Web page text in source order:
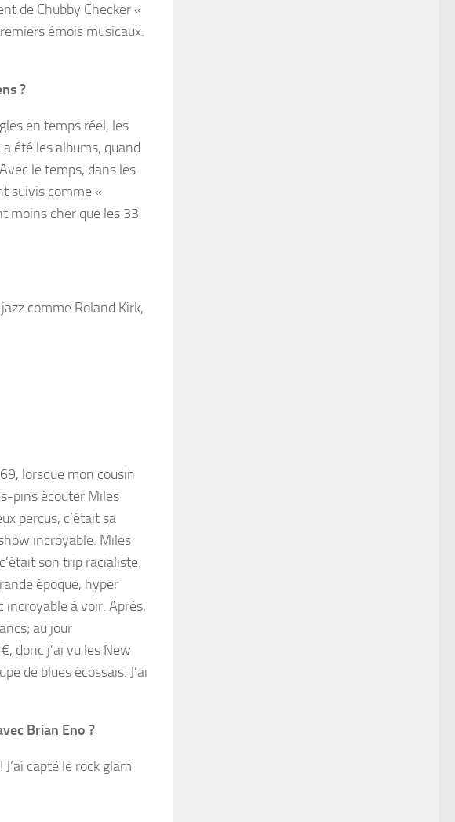
de Chubby Checker «
émois musicaux.
?
en temps réel, les
été les albums, quand
le temps, dans les
suivis comme «
moins cher que les 33
comme Roland Kirk,
lorsque mon cousin
pins écouter Miles
percus, c’était sa
incroyable. Miles
son trip racialiste.
époque, hyper
incroyable à voir. Après,
au jour
donc j’ai vu les New
de blues écossais. J’ai
Brian Eno ?
capté le rock glam